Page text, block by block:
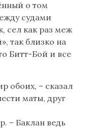
о том
судами
сел как раз меж
так близко на
Битт-Бой и все
обоих, – сказал
маты, друг
– Баклан ведь